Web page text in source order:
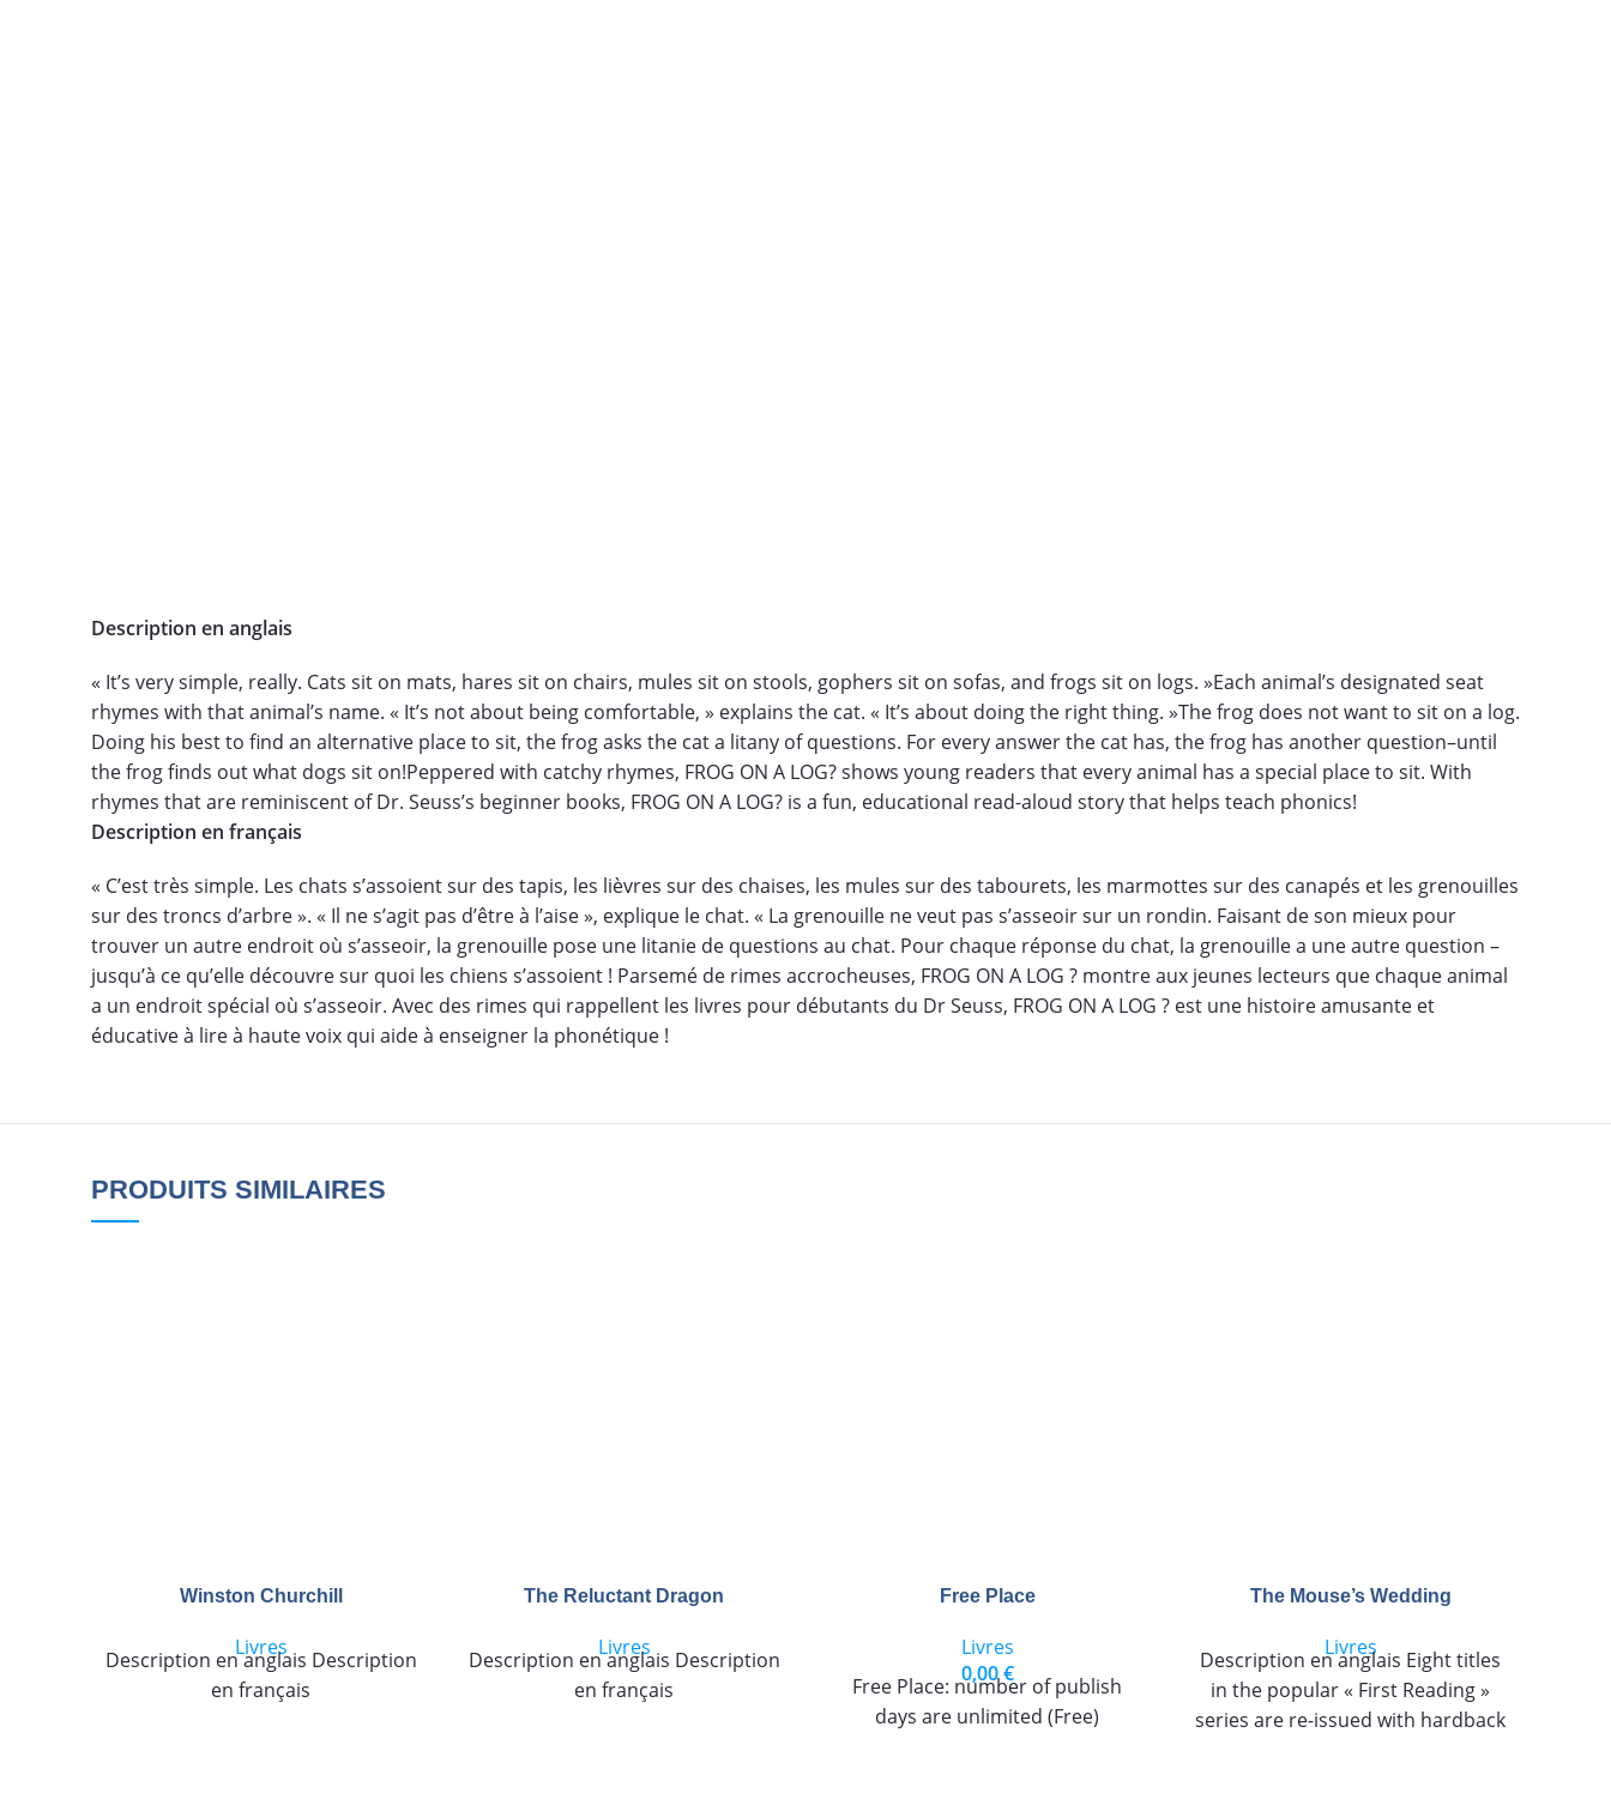
Description en anglais
« It’s very simple, really. Cats sit on mats, hares sit on chairs, mules sit on stools, gophers sit on sofas, and frogs sit on logs. »Each animal’s designated seat
rhymes with that animal’s name. « It’s not about being comfortable, » explains the cat. « It’s about doing the right thing. »The frog does not want to sit on a log.
Doing his best to find an alternative place to sit, the frog asks the cat a litany of questions. For every answer the cat has, the frog has another question–until
the frog finds out what dogs sit on!Peppered with catchy rhymes, FROG ON A LOG? shows young readers that every animal has a special place to sit. With
rhymes that are reminiscent of Dr. Seuss’s beginner books, FROG ON A LOG? is a fun, educational read-aloud story that helps teach phonics!
Description en français
« C’est très simple. Les chats s’assoient sur des tapis, les lièvres sur des chaises, les mules sur des tabourets, les marmottes sur des canapés et les grenouilles
sur des troncs d’arbre ». « Il ne s’agit pas d’être à l’aise », explique le chat. « La grenouille ne veut pas s’asseoir sur un rondin. Faisant de son mieux pour
trouver un autre endroit où s’asseoir, la grenouille pose une litanie de questions au chat. Pour chaque réponse du chat, la grenouille a une autre question –
jusqu’à ce qu’elle découvre sur quoi les chiens s’assoient ! Parsemé de rimes accrocheuses, FROG ON A LOG ? montre aux jeunes lecteurs que chaque animal
a un endroit spécial où s’asseoir. Avec des rimes qui rappellent les livres pour débutants du Dr Seuss, FROG ON A LOG ? est une histoire amusante et
éducative à lire à haute voix qui aide à enseigner la phonétique !
PRODUITS SIMILAIRES
Winston Churchill
Livres
Description en anglais Description
en français
The Reluctant Dragon
Livres
Description en anglais Description
en français
Free Place
Livres
0,00€
Free Place: number of publish
days are unlimited (Free)
The Mouse’s Wedding
Livres
Description en anglais Eight titles
in the popular « First Reading »
series are re-issued with hardback